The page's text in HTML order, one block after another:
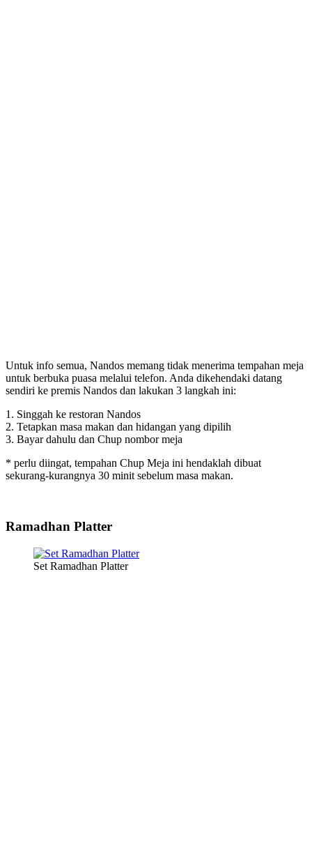
Untuk info semua, Nandos memang tidak menerima tempahan meja
untuk berbuka puasa melalui telefon. Anda dikehendaki datang
sendiri ke premis Nandos dan lakukan 3 langkah ini:
1. Singgah ke restoran Nandos
2. Tetapkan masa makan dan hidangan yang dipilih
3. Bayar dahulu dan Chup nombor meja
* perlu diingat, tempahan Chup Meja ini hendaklah dibuat
sekurang-kurangnya 30 minit sebelum masa makan.
Ramadhan Platter
Set Ramadhan Platter